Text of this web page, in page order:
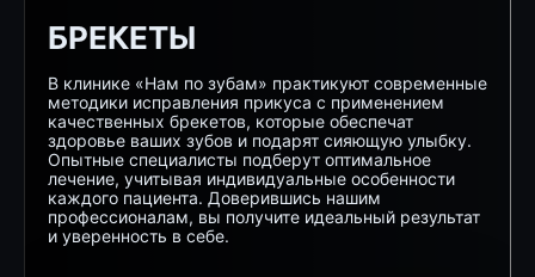
БРЕКЕТЫ
В клинике «Нам по зубам» практикуют современные
методики исправления прикуса с применением
качественных брекетов, которые обеспечат
здоровье ваших зубов и подарят сияющую улыбку.
Опытные специалисты подберут оптимальное
лечение, учитывая индивидуальные особенности
каждого пациента. Доверившись нашим
профессионалам, вы получите идеальный результат
и уверенность в себе.